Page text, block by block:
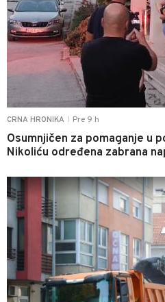
CRNA HRONIKA Pre 9 h
Osumnjičen za pomaganje u
Nikoliću određena zabrana